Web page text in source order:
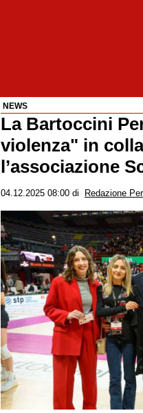
NEWS
La Bartoccini
violenza" in
l’associazione
04.12.2025 08:00 di Redazione